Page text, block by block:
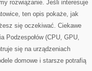
rozwiązanie. Jeśli interesuje
ten opis pokaże, jak
się oczekiwać. Ciekawe
Podzespołów (CPU, GPU,
się na urządzeniach
domowe i starsze potrafią